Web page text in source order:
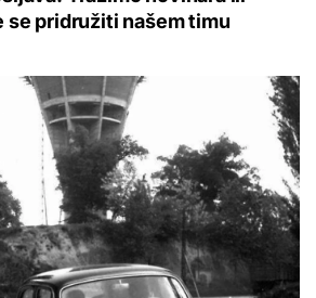
se pridružiti našem timu